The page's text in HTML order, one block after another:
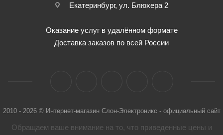
Екатеринбург, ул. Блюхера 2
Оказание услуг в удалённом формате
Доставка заказов по всей России
2010 - 2026 © Интернет-магазин Слон-Электроникс - официальный сайт
Обращаем ваше внимание на то, что приведенные цены и